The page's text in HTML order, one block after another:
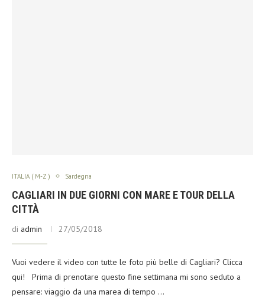
ITALIA ( M-Z ) Sardegna
CAGLIARI IN DUE GIORNI CON MARE E TOUR DELLA
CITTÀ
di admin 27/05/2018
Vuoi vedere il video con tutte le foto più belle di Cagliari? Clicca
qui! Prima di prenotare questo fine settimana mi sono seduto a
pensare: viaggio da una marea di tempo …